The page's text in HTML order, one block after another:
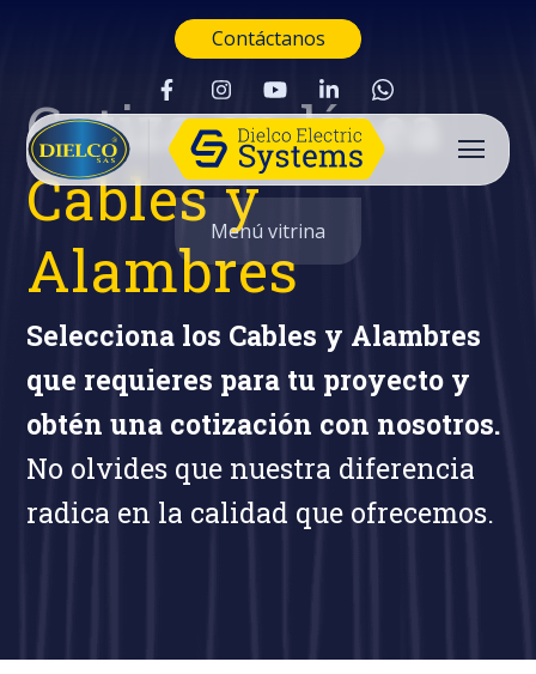
Contáctanos
Buscar
Menú vitrina
Cotiza en línea
Cables y
Alambres
Selecciona los Cables y Alambres
que requieres para tu proyecto y
obtén una cotización con nosotros.
No olvides que nuestra diferencia
radica en la calidad que ofrecemos.